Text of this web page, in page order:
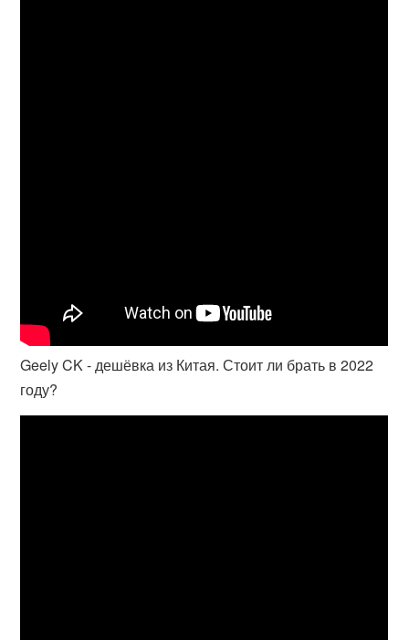
Geely CK - дешёвка из Китая. Стоит ли брать в 2022
году?